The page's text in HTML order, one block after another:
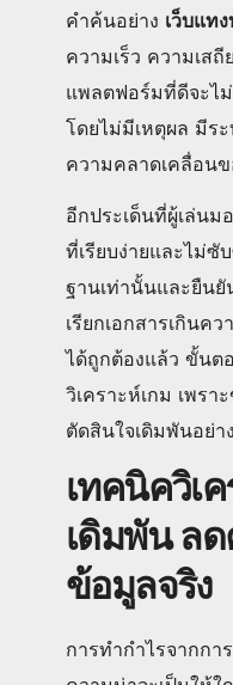
คำค้นอย่าง เว็บแท
ความเร็ว ความเส
แพลตฟอร์มที่ดีจะไ
โดยไม่มีเหตุผล มีร
ความคลาดเคลื่อนข
อีกประเด็นที่ผู้เล่น
ที่เรียบง่ายและไม่
ฐานเท่านั้นและยืน
เรียกเอกสารเกินค
ได้ถูกต้องแล้ว ขั้น
วิเคราะห์เกม เพร
ตัดสินใจเดิมพันอย่า
เทคนิควิเ
เดิมพัน ลด
ข้อมูลจริง
การทำกำไรจากกา